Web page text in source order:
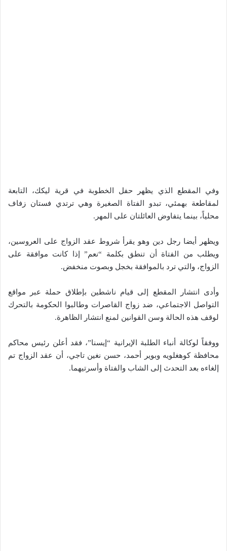
وفي المقطع الذي يظهر حفل الخطوبة في قرية ليكك، التابعة
لمقاطعة بهمئي، تبدو الفتاة الصغيرة وهي ترتدي فستان زفاف
محلياً، بينما يتفاوض العائلتان على المهر.
ويظهر أيضا رجل دين وهو يقرأ شروط عقد الزواج على العروسين،
ويطلب من الفتاة أن تنطق بكلمة “نعم” إذا كانت موافقة على
الزواج، والتي ترد بالموافقة بخجل وبصوت منخفض.
وأدى انتشار المقطع إلى قيام ناشطين بإطلاق حملة عبر مواقع
التواصل الاجتماعي، ضد زواج القاصرات وطالبوا الحكومة بالتحرك
لوقف هذه الحالة وسن القوانين لمنع انتشار الظاهرة.
ووفقاً لوكالة أنباء الطلبة الإيرانية “إيسنا”، فقد أعلن رئيس محاكم
محافظة كوهغلويه وبوير أحمد، حسن نغين تاجي، أن عقد الزواج تم
إلغاءه بعد التحدث إلى الشاب والفتاة وأسرتيهما.